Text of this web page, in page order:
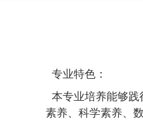
专业特色：
本专业培养能够
素养、科学素养、